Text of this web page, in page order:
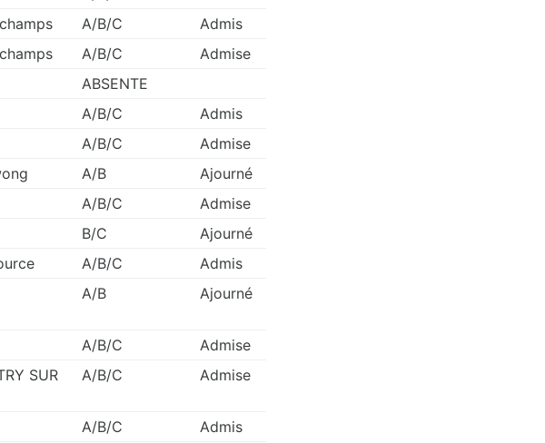
A/B/C
Admis
A/B/C
Admise
ABSENTE
A/B/C
Admis
A/B/C
Admise
A/B
Ajourné
A/B/C
Admise
B/C
Ajourné
A/B/C
Admis
A/B Ajourné
A/B/C
Admise
SUR
A/B/C Admise
A/B/C
Admis